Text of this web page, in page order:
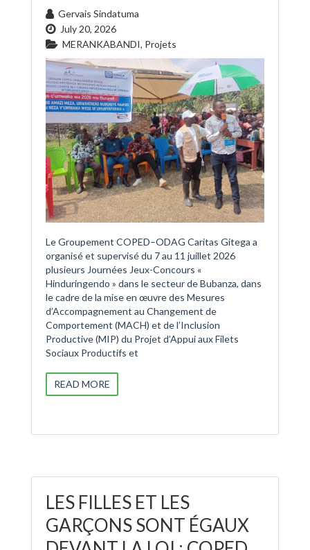
Gervais Sindatuma
July 20, 2026
MERANKABANDI, Projets
Le Groupement COPED–ODAG Caritas Gitega a
organisé et supervisé du 7 au 11 juillet 2026
plusieurs Journées Jeux-Concours «
Hinduringendo » dans le secteur de Bubanza, dans
le cadre de la mise en œuvre des Mesures
d’Accompagnement au Changement de
Comportement (MACH) et de l’Inclusion
Productive (MIP) du Projet d’Appui aux Filets
Sociaux Productifs et
READ MORE
LES FILLES ET LES
GARÇONS SONT ÉGAUX